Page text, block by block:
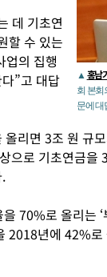
▲ 홍남
회 본회
문에 대
데 기초연
할 수 있는
업의 집행
”고 대답
리면 3조 원 규
으로 기초연금을
70%로 올리는
2018년에 42%